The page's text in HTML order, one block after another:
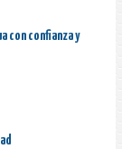
con confianza y